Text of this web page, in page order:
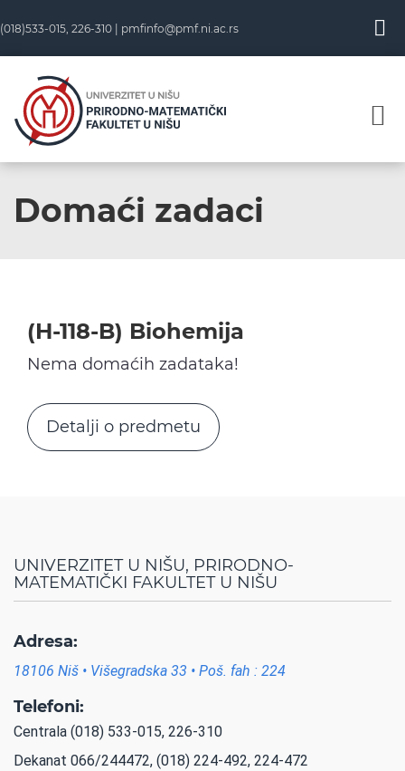
to
content
(018)533-015, 226-310 | pmfinfo@pmf.ni.ac.rs
Domaći zadaci
(H-118-B) Biohemija
Nema domaćih zadataka!
Detalji o predmetu
UNIVERZITET U NIŠU, PRIRODNO-
MATEMATIČKI FAKULTET U NIŠU
Adresa:
18106 Niš • Višegradska 33 • Poš. fah : 224
Telefoni:
Centrala (018) 533-015, 226-310
Dekanat 066/244472, (018) 224-492, 224-472